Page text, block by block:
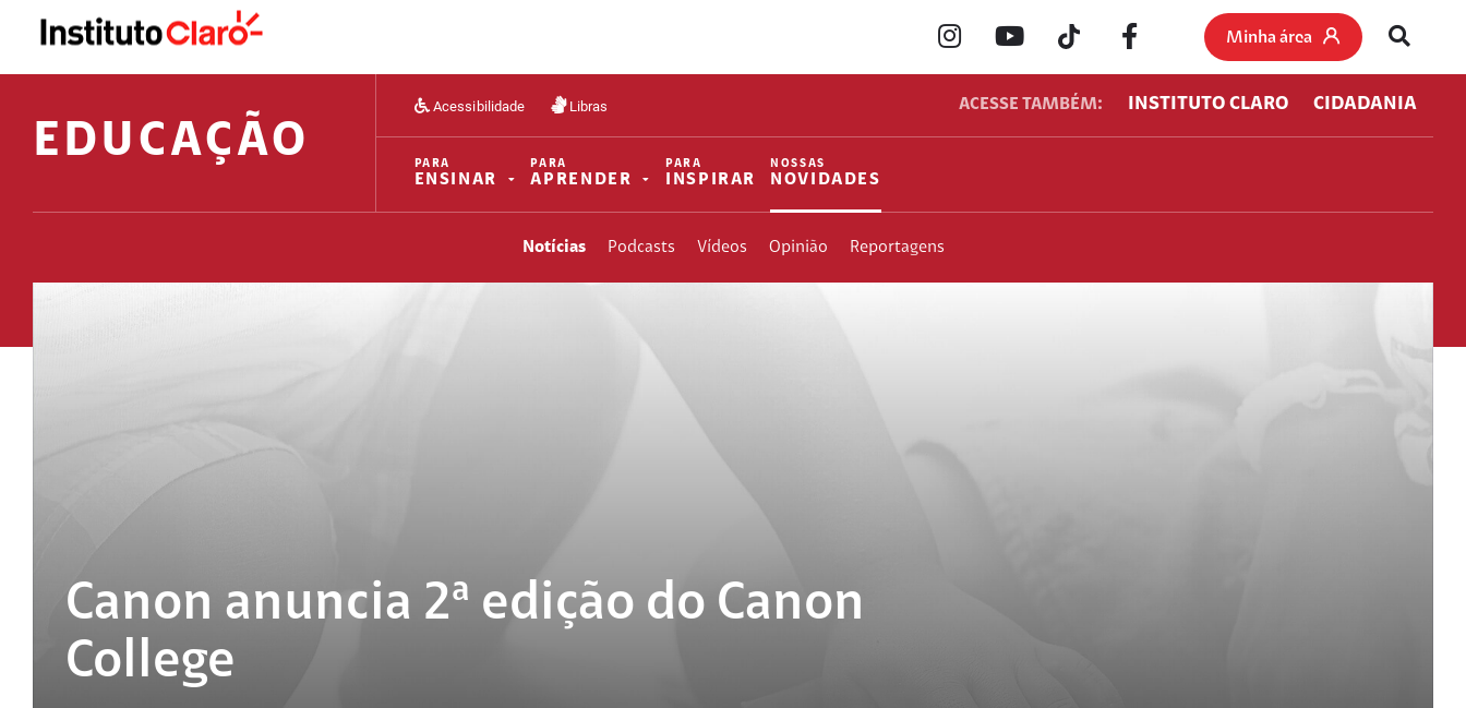
Minha área
EDUCAÇÃO
Acessibilidade Libras ACESSE TAMBÉM: INSTITUTO CLARO CIDADANIA
PARA
ENSINAR
PARA
APRENDER
PARA
INSPIRAR
NOSSAS
NOVIDADES
Notícias Podcasts Vídeos Opinião Reportagens
Canon anuncia 2ª edição do Canon
College